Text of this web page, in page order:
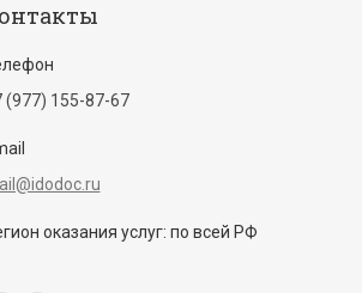
(977) 155-87-67
оказания услуг: по всей РФ